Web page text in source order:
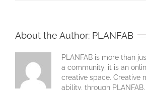
About the Author: PLANFAB
PLANFAB is more than
a community, it is an
creative space. Creative
ability, through